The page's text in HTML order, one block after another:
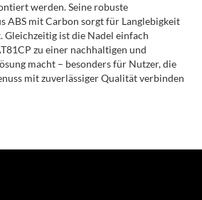
werden. Seine robuste
ABS mit Carbon sorgt für Langlebigkeit
ist die Nadel einfach
zu einer nachhaltigen und
macht – besonders für Nutzer, die
mit zuverlässiger Qualität verbinden